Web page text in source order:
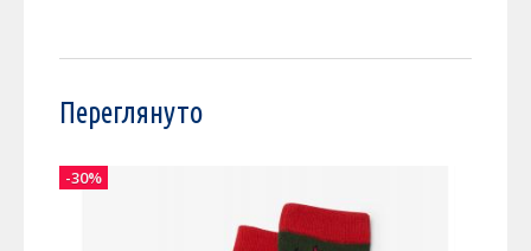
Переглянуто
-30%